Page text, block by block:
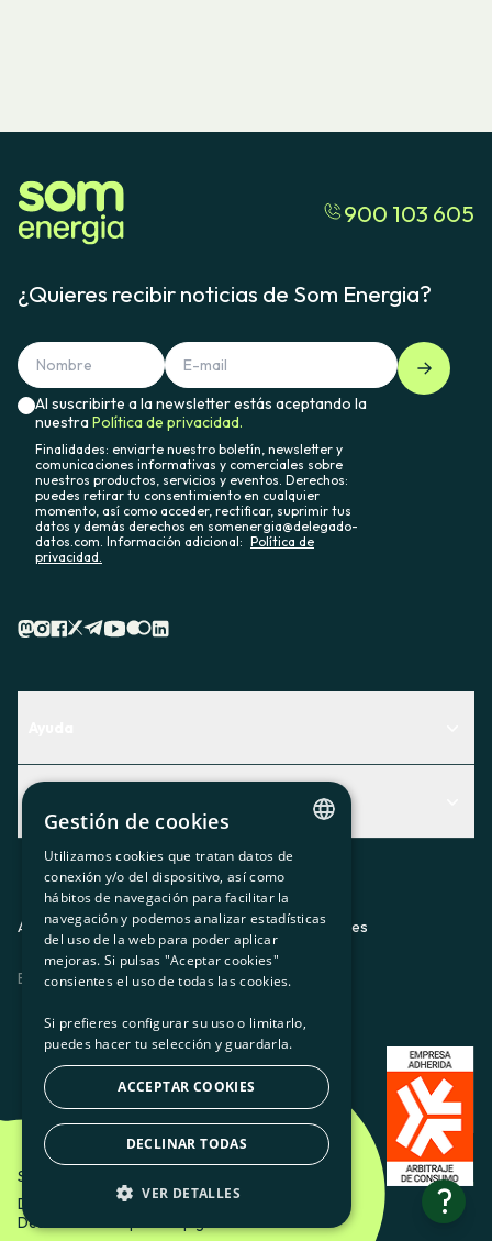
900 103 605
¿Quieres recibir noticias de Som Energia?
Al suscribirte a la newsletter estás aceptando la
nuestraPolítica de privacidad.
Finalidades: enviarte nuestro boletín, newsletter y
comunicaciones informativas y comerciales sobre
nuestros productos, servicios y eventos. Derechos:
puedes retirar tu consentimiento en cualquier
momento, así como acceder, rectificar, suprimir tus
datos y demás derechos en somenergia@delegado-
datos.com. Información adicional: Política de
privacidad.
Descubre qué servicio te encaja mejor
Contacto
Actualidad
El rincón de la socia
Prensa
Trabaja con nosotros
Aviso legalPolítica de privacidadPolítica de cookies
ES CAGLEU
Som Energia SCCL - 2026
Diseño creativo de Etéreo Design.
Desarrollo web por Utopig Studio
?
CATALAN
SPANISH
GL
BASQUE
Gestión de cookies
Utilizamos cookies que tratan datos de
conexión y/o del dispositivo, así como
hábitos de navegación para facilitar la
navegación y podemos analizar estadísticas
del uso de la web para poder aplicar
mejoras. Si pulsas "Aceptar cookies"
consientes el uso de todas las cookies.
Si prefieres configurar su uso o limitarlo,
puedes hacer tu selección y guardarla.
ACCEPTAR COOKIES
DECLINAR TODAS
VER DETALLES
BÁSICAS